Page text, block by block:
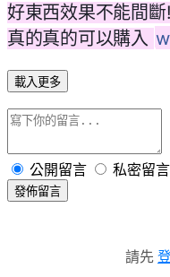
好東西效果不能間
真的真的可以購入
載入更多
公開留言 私密留言
發佈留言
請先